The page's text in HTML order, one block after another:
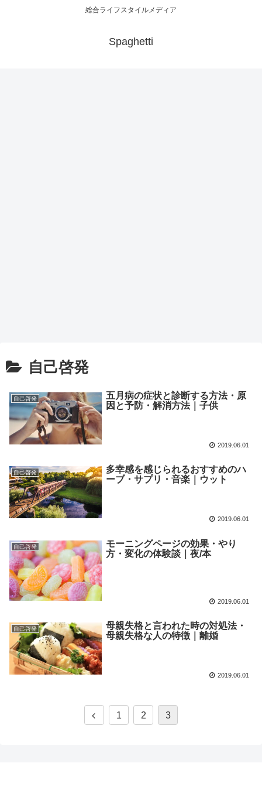
総合ライフスタイルメディア
Spaghetti
自己啓発
自己啓発
五月病の症状と診断する方法・原
因と予防・解消方法｜子供
2019.06.01
自己啓発
多幸感を感じられるおすすめのハ
ーブ・サプリ・音楽｜ウット
2019.06.01
自己啓発
モーニングページの効果・やり
方・変化の体験談｜夜/本
2019.06.01
自己啓発
母親失格と言われた時の対処法・
母親失格な人の特徴｜離婚
2019.06.01
1 2 3